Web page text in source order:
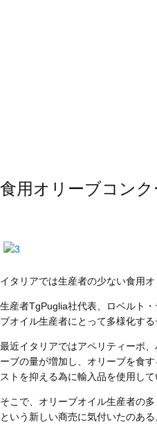
食用オリーブコン
イタリアでは生産者の少ない食用
生産者TgPuglia社代表、ロベルト
ブオイル生産者にとって多様化する
最近イタリアではアペリティーボ
ーブの量が増加し、オリーブを食
ストを抑える為に輸入品を使用して
そこで、オリーブオイル生産者の
という新しい商売に気付いたのあ